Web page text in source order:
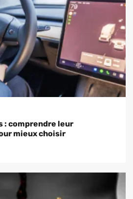
: comprendre leur
mieux choisir